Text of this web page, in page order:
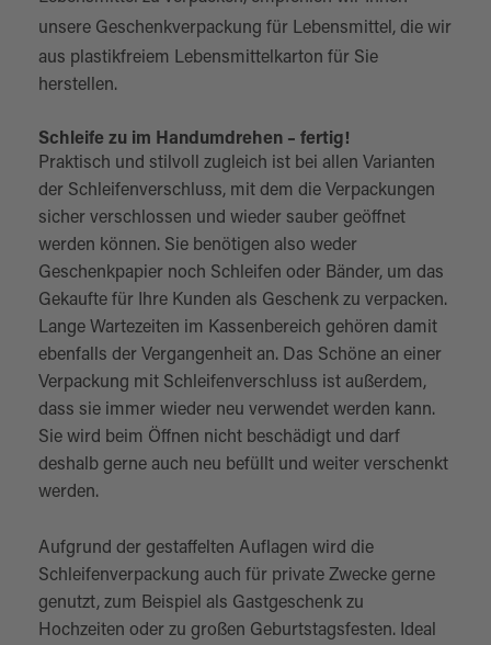
unsere Geschenkverpackung für Lebensmittel , die wir
aus plastikfreiem Lebensmittelkarton für Sie
herstellen.
Schleife zu im Handumdrehen – fertig!
Praktisch und stilvoll zugleich ist bei allen Varianten
der Schleifenverschluss, mit dem die Verpackungen
sicher verschlossen und wieder sauber geöffnet
werden können. Sie benötigen also weder
Geschenkpapier noch Schleifen oder Bänder, um das
Gekaufte für Ihre Kunden als Geschenk zu verpacken.
Lange Wartezeiten im Kassenbereich gehören damit
ebenfalls der Vergangenheit an. Das Schöne an einer
Verpackung mit Schleifenverschluss ist außerdem,
dass sie immer wieder neu verwendet werden kann.
Sie wird beim Öffnen nicht beschädigt und darf
deshalb gerne auch neu befüllt und weiter verschenkt
werden.
Aufgrund der gestaffelten Auflagen wird die
Schleifenverpackung auch für private Zwecke gerne
genutzt, zum Beispiel als Gastgeschenk zu
Hochzeiten oder zu großen Geburtstagsfesten. Ideal